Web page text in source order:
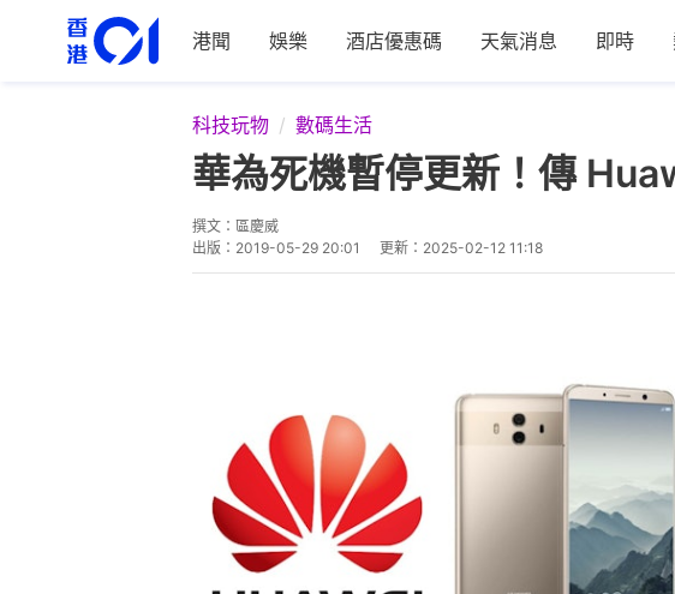
港聞 娛樂 酒店優惠碼 天氣消息 即時
科技玩物 數碼生活
華為死機暫停更新！傳
撰文： 區慶威
出版： 2019-05-29 20:01 更新： 2025-02-12 11:18